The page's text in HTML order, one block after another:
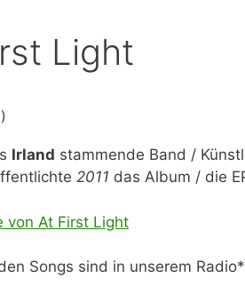
Light
)
Irland stammende Band /
2011 das Album / die
von At First Light
Songs sind in unserem